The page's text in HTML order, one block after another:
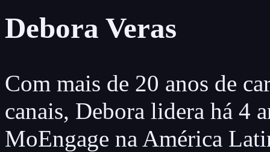
Debora Veras
Com mais de 20 anos de
canais, Debora lidera há 4
MoEngage na América